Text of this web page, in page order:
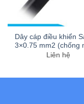
Dây cáp điều khiển
3×0.75 mm2 (chống
Liên hệ